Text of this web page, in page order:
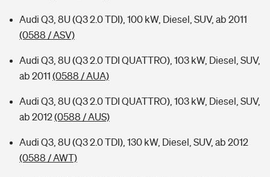
Audi Q3, 8U (Q3 2.0 TDI), 100 kW, Diesel, SUV, ab 2011
(0588 / ASV)
Audi Q3, 8U (Q3 2.0 TDI QUATTRO), 103 kW, Diesel, SUV,
ab 2011 (0588 / AUA)
Audi Q3, 8U (Q3 2.0 TDI QUATTRO), 103 kW, Diesel, SUV,
ab 2012(0588 / AUS)
Audi Q3, 8U (Q3 2.0 TDI), 130 kW, Diesel, SUV, ab 2012
(0588 / AWT)